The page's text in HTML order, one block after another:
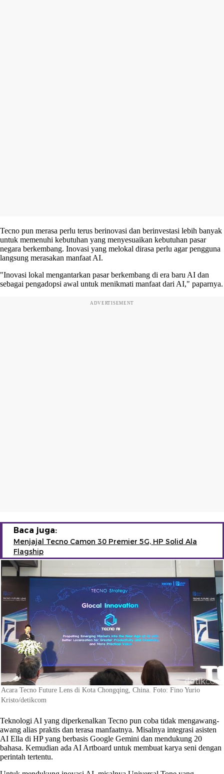
Tecno pun merasa perlu terus berinovasi dan berinvestasi lebih banyak
untuk memenuhi kebutuhan yang menyesuaikan kebutuhan pasar
negara berkembang. Inovasi yang melokal dirasa perlu agar pengguna
langsung merasakan manfaat AI.
"Inovasi lokal mengantarkan pasar berkembang di era baru AI dan
sebagai pengadopsi awal untuk menikmati manfaat dari AI," paparnya.
ADVERTISEMENT
Baca juga:
Menjajal Tecno Camon 30 Premier 5G, HP Solid Ala
Flagship
Acara Tecno Future Lens di Kota Chongqing, China. Foto: Fino Yurio
Kristo/detikcom
Teknologi AI yang diperkenalkan Tecno pun coba tidak mengawang-
awang alias praktis dan terasa manfaatnya. Misalnya integrasi asisten
AI Ella di HP yang berbasis Google Gemini dan mendukung 20
bahasa. Kemudian ada AI Artboard untuk membuat karya seni dengan
perintah tertentu.